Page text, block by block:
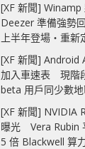
[XF 新聞] Winamp
Deezer 準備強勢
上半年登場‧重新
樂播放器
[XF 新聞] Android
加入車速表 現階
beta 用戶同少數
[XF 新聞] NVIDIA
曝光 Vera Rubin
5 倍 Blackwell 算